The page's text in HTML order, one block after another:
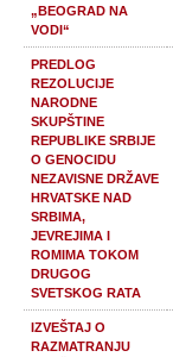
„BEOGRAD NA
VODI“
PREDLOG
REZOLUCIJE
NARODNE
SKUPŠTINE
REPUBLIKE SRBIJE
O GENOCIDU
NEZAVISNE DRŽAVE
HRVATSKE NAD
SRBIMA,
JEVREJIMA I
ROMIMA TOKOM
DRUGOG
SVETSKOG RATA
IZVEŠTAJ O
RAZMATRANJU